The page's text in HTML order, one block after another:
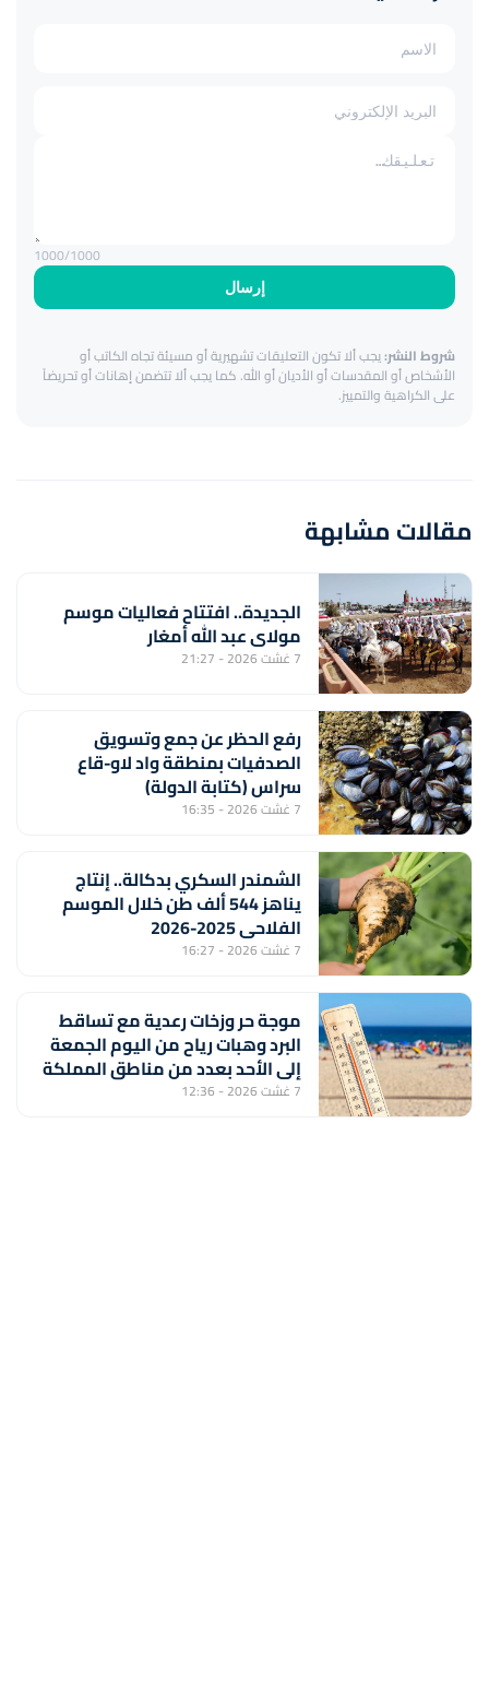
إرسال
1000/1000
شروط النشر:يجب ألا تكون التعليقات تشهيرية أو مسيئة تجاه الكاتب أو
الأشخاص أو المقدسات أو الأديان أو الله. كما يجب ألا تتضمن إهانات أو تحريضاً
على الكراهية والتمييز.
مقالات مشابهة
الجديدة.. افتتاح فعاليات موسم
مولاي عبد الله أمغار
7 غشت 2026 - 21:27
رفع الحظر عن جمع وتسويق
الصدفيات بمنطقة واد لاو-قاع
سراس (كتابة الدولة)
7 غشت 2026 - 16:35
الشمندر السكري بدكالة.. إنتاج
يناهز 544 ألف طن خلال الموسم
الفلاحي 2025-2026
7 غشت 2026 - 16:27
موجة حر وزخات رعدية مع تساقط
البرد وهبات رياح من اليوم الجمعة
إلى الأحد بعدد من مناطق المملكة
(نشرة إنذارية)
7 غشت 2026 - 12:36